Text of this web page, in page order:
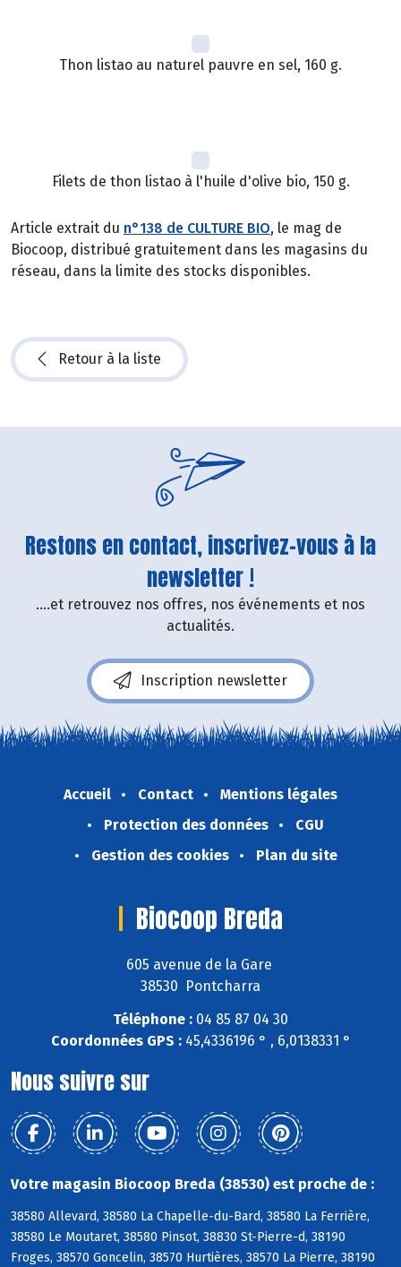
Thon listao au naturel pauvre en sel, 160 g.
Filets de thon listao à l'huile d'olive bio, 150 g.
Article extrait du n°138 de CULTURE BIO, le mag de
Biocoop, distribué gratuitement dans les magasins du
réseau, dans la limite des stocks disponibles.
Retour à la liste
Restons en contact, inscrivez-vous à la
newsletter !
....et retrouvez nos offres, nos événements et nos
actualités.
Inscription newsletter
Accueil Contact
Mentions légales
Protection des données
CGU
Gestion des cookies
Plan du site
Biocoop Breda
605 avenue de la Gare
38530 Pontcharra
Téléphone : 04 85 87 04 30
Coordonnées GPS :45,4336196 ° , 6,0138331 °
Nous suivre sur
Votre magasin Biocoop Breda (38530) est proche de :
38580 Allevard, 38580 La Chapelle-du-Bard, 38580 La Ferrière,
38580 Le Moutaret, 38580 Pinsot, 38830 St-Pierre-d, 38190
Froges, 38570 Goncelin, 38570 Hurtières, 38570 La Pierre, 38190